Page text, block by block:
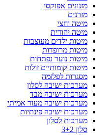
מזנונים אפוקסי
מזרנים
מיטה וחצי
מיטה יהודית
מיטות ילדים מעוצבות
מיטות מרופדות
מיטות נוער נפתחות
מיטות קומותיים זולות
מסגרות לפלזמה
מערכות ישיבה לסלון
מערכות ישיבה מבד
מערכות ישיבה מעור אמיתי
מערכות ישיבה פינתיות
מערכות לסלון
סלון 3+2